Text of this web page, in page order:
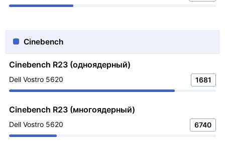
Cinebench
Cinebench R23 (одноядерный)
Dell Vostro 5620 1681
Cinebench R23 (многоядерный)
Dell Vostro 5620 6740